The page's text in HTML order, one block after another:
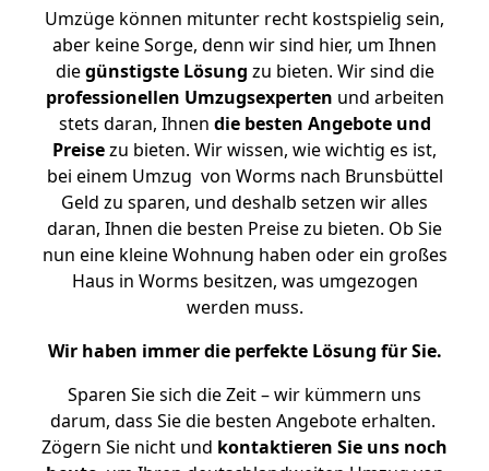
Umzüge können mitunter recht kostspielig sein,
aber keine Sorge, denn wir sind hier, um Ihnen
diegünstigste Lösung zu bieten. Wir sind die
professionellen Umzugsexperten und arbeiten
stets daran, Ihnen die besten Angebote und
Preisezu bieten. Wir wissen, wie wichtig es ist,
bei einem Umzug von Worms nach Brunsbüttel
Geld zu sparen, und deshalb setzen wir alles
daran, Ihnen die besten Preise zu bieten. Ob Sie
nun eine kleine Wohnung haben oder ein großes
Haus in Worms besitzen, was umgezogen
werden muss.
Wir haben immer die perfekte Lösung für Sie.
Sparen Sie sich die Zeit – wir kümmern uns
darum, dass Sie die besten Angebote erhalten.
Zögern Sie nicht und kontaktieren Sie uns noch